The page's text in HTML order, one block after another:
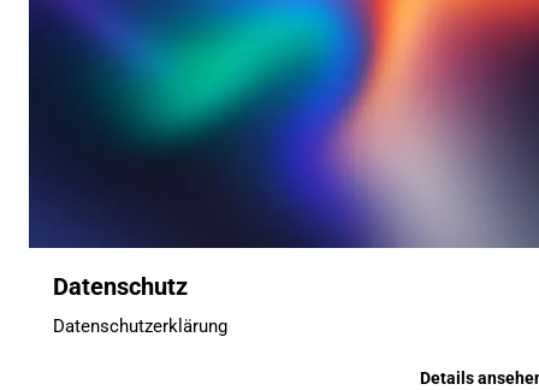
Datenschutz
Datenschutzerklärung
Details